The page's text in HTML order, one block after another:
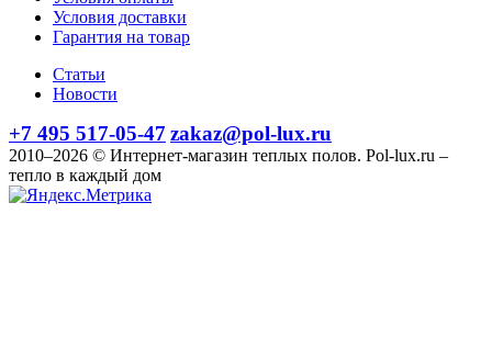
Условия доставки
Гарантия на товар
Статьи
Новости
+7 495 517-05-47 zakaz@pol-lux.ru
2010–2026 © Интернет-магазин теплых полов. Pol-lux.ru –
тепло в каждый дом